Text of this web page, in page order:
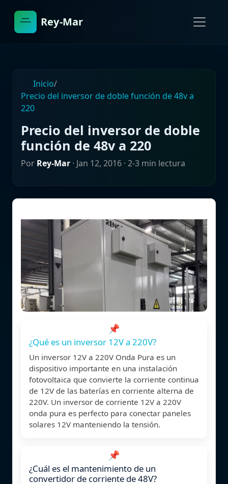
Rey-Mar
Inicio/
Precio del inversor de doble función de 48v a
220
Precio del inversor de doble
función de 48v a 220
Por Rey-Mar · Jan 12, 2016 · 2-3 min lectura
📌
¿Qué es un inversor 12V a 220V?
Un inversor 12V a 220V Onda Pura es un
dispositivo importante en una instalación
fotovoltaica que convierte la corriente continua
de 12V de las baterías en corriente alterna de
220V. Un inversor de corriente 12V a 220V
onda pura es perfecto para conectar paneles
solares 12V manteniendo la tensión.
📌
¿Cuál es el mantenimiento de un
convertidor de corriente de 48V?